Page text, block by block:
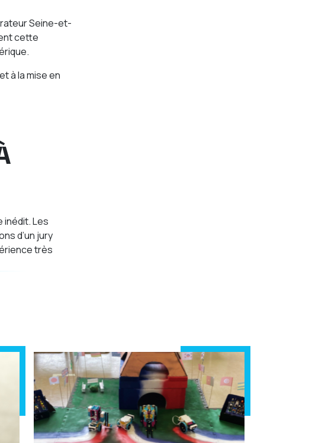
Seine-et-
cette
à la mise en
inédit. Les
d’un jury
très